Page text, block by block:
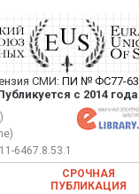
Союз
научных
СМИ: ПИ № ФС77-
с 2014 года
Ученых —
научном
6467.8.53.1
СРОЧНАЯ
ПУБЛИКАЦИЯ